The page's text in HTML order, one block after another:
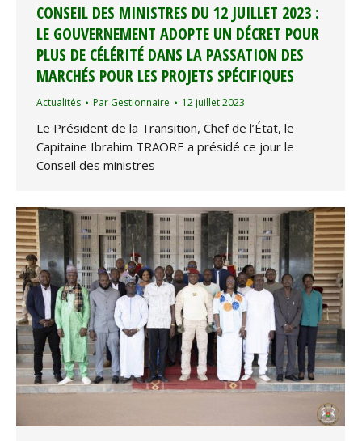
CONSEIL DES MINISTRES DU 12 JUILLET 2023 :
LE GOUVERNEMENT ADOPTE UN DÉCRET POUR
PLUS DE CÉLÉRITÉ DANS LA PASSATION DES
MARCHÉS POUR LES PROJETS SPÉCIFIQUES
Actualités Par Gestionnaire 12 juillet 2023
Le Président de la Transition, Chef de l’État, le
Capitaine Ibrahim TRAORE a présidé ce jour le
Conseil des ministres